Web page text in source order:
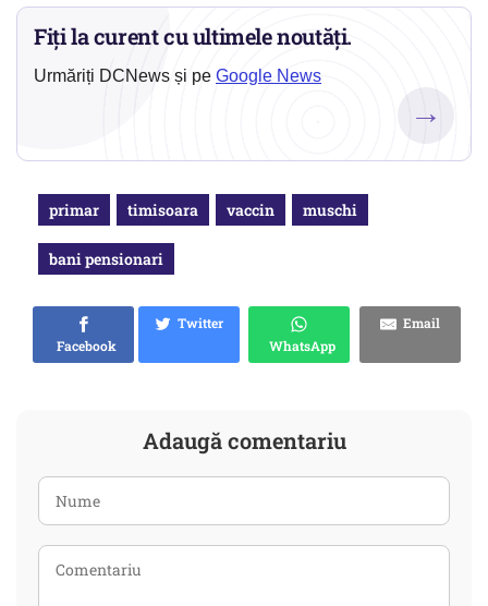
Fiți la curent cu ultimele noutăți.
Urmăriți DCNews și pe Google News
→
primar timisoara vaccin muschi
bani pensionari
Facebook
Twitter
WhatsApp
Email
Adaugă comentariu